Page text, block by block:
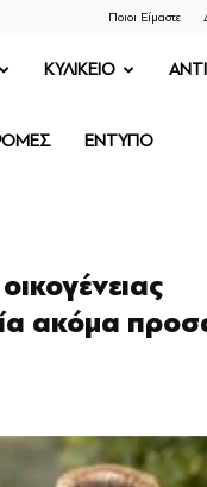
Ποιοι Είμαστε
ΚΥΛΙΚΕΙΟ
ΕΝΤΥΠΟ
ακόμα